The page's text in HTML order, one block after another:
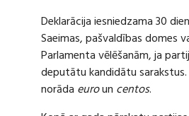
Deklarācija iesniedzama 30
Saeimas, pašvaldības domes
Parlamenta vēlēšanām, ja
deputātu kandidātu sarakstus.
norāda euroun centos.